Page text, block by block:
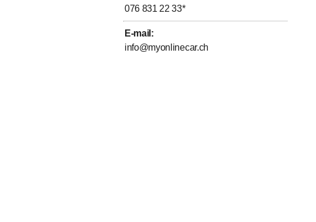
076 831 22 33*
E-mail :
info@myonlinecar.ch